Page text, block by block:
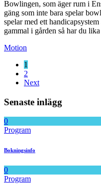
Bowlingen, som äger rum i
gäng som inte bara spelar
spelar med ett
gammal i gården så har du
Motion
1
2
Next
Senaste inlägg
0
Program
Bokningsinfo
0
Program